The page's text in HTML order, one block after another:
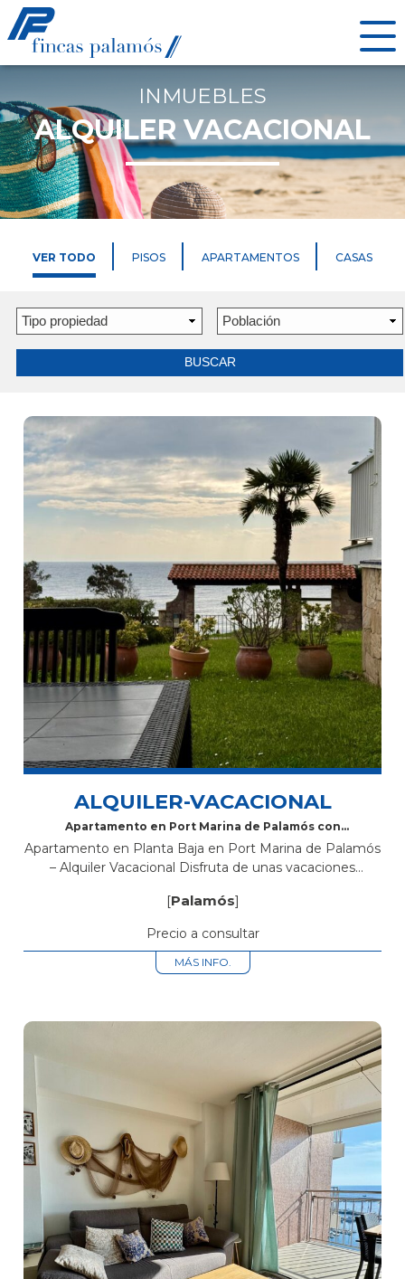
INMUEBLES
ALQUILER VACACIONAL
VER TODO PISOS APARTAMENTOS CASAS
BUSCAR
ALQUILER-VACACIONAL
Apartamento en Port Marina de Palamós con
Apartamento en Planta Baja en Port Marina de Palamós
– Alquiler Vacacional Disfruta de unas vacaciones
baja, ubicado en el exclusivo Port...
[Palamós]
Precio a consultar
MÁS INFO.